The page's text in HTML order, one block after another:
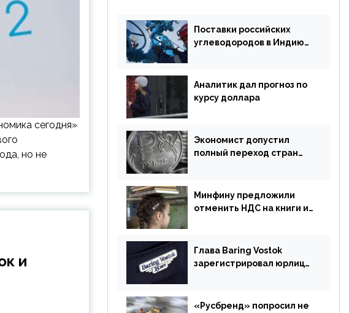
сегодня»
но не
и
Поставки российских
углеводородов в Индию
Аналитик дал прогноз по
курсу доллара
Экономист допустил
полный переход стран
Минфину предложили
отменить НДС на книги и
Глава Baring Vostok
зарегистрировал юрлицо
«Русбренд» попросил не